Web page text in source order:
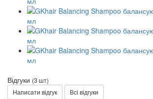
Відгуки (3 шт)
Написати відгук
Всі відгуки